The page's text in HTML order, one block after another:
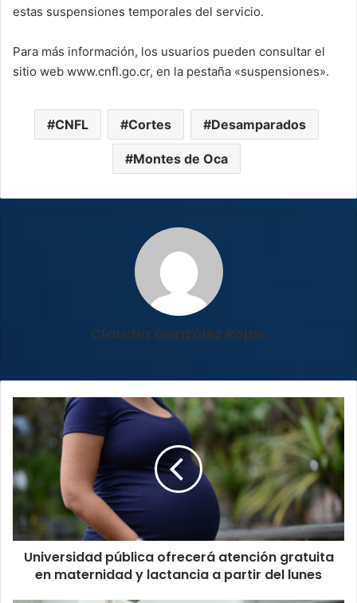
estas suspensiones temporales del servicio.
Para más información, los usuarios pueden consultar el
sitio web www.cnfl.go.cr, en la pestaña «suspensiones».
CNFL Cortes Desamparados
Montes de Oca
Claudia González Rojas
Universidad
pública
ofrecerá
gratuita
en
maternidad
y
lactancia
partir
Universidad pública ofrecerá atención gratuita
en maternidad y lactancia a partir del lunes